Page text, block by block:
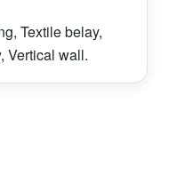
Textile belay,
Vertical wall.